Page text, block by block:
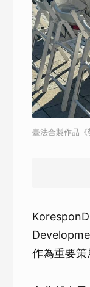
臺法合製作品《
作為重要策